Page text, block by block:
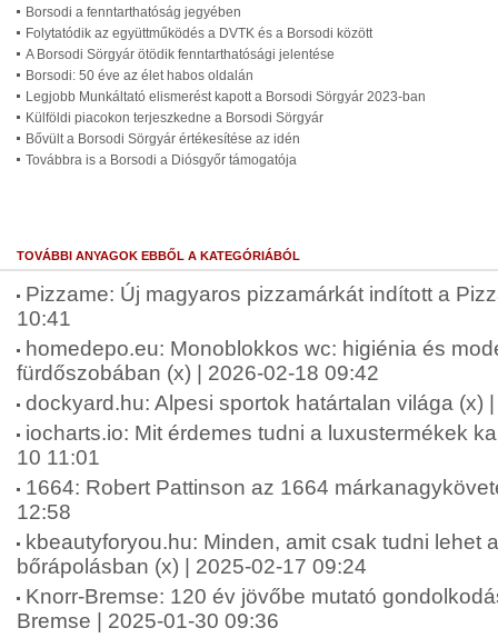
Borsodi a fenntarthatóság jegyében
Folytatódik az együttműködés a DVTK és a Borsodi között
A Borsodi Sörgyár ötödik fenntarthatósági jelentése
Borsodi: 50 éve az élet habos oldalán
Legjobb Munkáltató elismerést kapott a Borsodi Sörgyár 2023-ban
Külföldi piacokon terjeszkedne a Borsodi Sörgyár
Bővült a Borsodi Sörgyár értékesítése az idén
Továbbra is a Borsodi a Diósgyőr támogatója
TOVÁBBI ANYAGOK EBBŐL A KATEGÓRIÁBÓL
Pizzame: Új magyaros pizzamárkát indított a
10:41
homedepo.eu: Monoblokkos wc: higiénia és
fürdőszobában (x) | 2026-02-18 09:42
dockyard.hu: Alpesi sportok határtalan világa (x)
iocharts.io: Mit érdemes tudni a luxustermékek
10 11:01
1664: Robert Pattinson az 1664
12:58
kbeautyforyou.hu: Minden, amit csak tudni lehet
bőrápolásban (x) | 2025-02-17 09:24
Knorr-Bremse: 120 év jövőbe mutató
Bremse | 2025-01-30 09:36